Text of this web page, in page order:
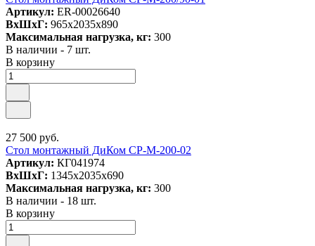
Артикул: ER-00026640
ВxШxГ: 965x2035x890
Максимальная нагрузка, кг: 300
В наличии - 7 шт.
В корзину
27 500 руб.
Стол монтажный ДиКом СР-М-200-02
Артикул: КГ041974
ВxШxГ: 1345x2035x690
Максимальная нагрузка, кг: 300
В наличии - 18 шт.
В корзину